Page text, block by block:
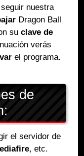
nuestra
Dragon Ball
su clave de
verás
el programa.
de
el servidor de
, etc.